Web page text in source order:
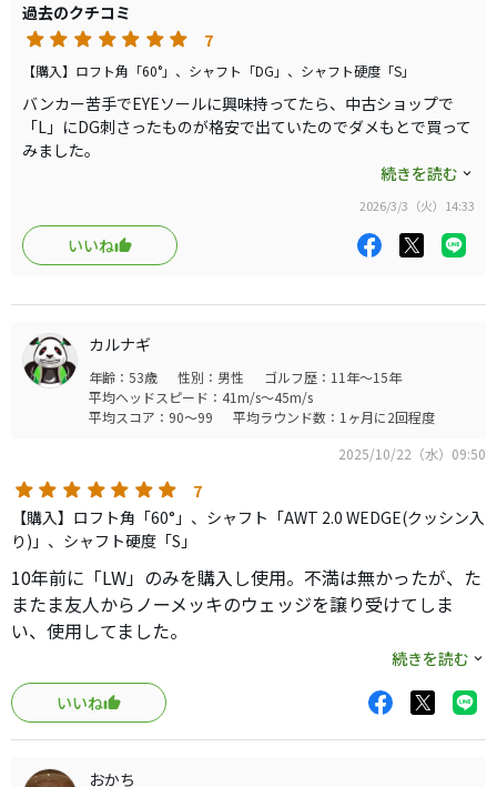
りアプローチ。バンス角が大きすぎないので、普通に使え
ました。開いても問題なく。またスピンも古いのに十分か
かります。
ということで60°はこれにスイッチ決定。
過去のクチコミ
7
【購入】ロフト角「60°」、シャフト「DG」、シャフト硬度「S」
バンカー苦手でEYEソールに興味持ってたら、中古ショップで
「L」にDG刺さったものが格安で出ていたのでダメもとで買って
みました。
驚いたのはスピンしっかり入ることとこんな形なのに開きやすい
もちろんバンカーも潜りすぎないのでただ振り抜くだけでOK。
調子に乗ってS159の56°のEソールも追加で購入してしまいまし
た。
続きを読む
2026/3/3（火）14:33
いいね
カルナギ
年齢：53歳 性別：男性
ゴルフ歴：11年～15年
平均ヘッドスピード：41m/s～45m/s
平均スコア：90～99
平均ラウンド数：1ヶ月に2回程度
2025/10/22（水）09:50
7
【購入】ロフト角「60°」、シャフト「AWT 2.0 WEDGE(クッシン入
り)」、シャフト硬度「S」
10年前に「LW」のみを購入し使用。不満は無かったが、た
またま友人からノーメッキのウェッジを譲り受けてしま
い、使用してました。
練習用として久々に取り出したところ、あまりの打ち易さ
に愕然。
即ラウンドで使用。上げる、転がす、苦手なバンカーまで
楽々、自由自在。
ノーメッキでは左に引っ掛ける事が多かったけど、自分の
続きを読む
いいね
おかち